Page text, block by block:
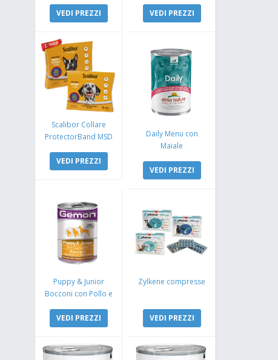
VEDI PREZZI VEDI PREZZI
Scalibor Collare
ProtectorBand MSD
VEDI PREZZI
Daily Menu con
Maiale
VEDI PREZZI
Puppy & Junior
Bocconi con Pollo e
VEDI PREZZI
Zylkene compresse
VEDI PREZZI